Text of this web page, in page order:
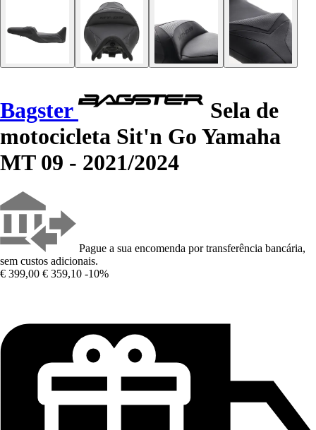
Bagster
Sela de
motocicleta Sit'n Go Yamaha
MT 09 - 2021/2024
Pague a sua encomenda por transferência bancária,
sem custos adicionais.
€ 399,00 € 359,10 -10%